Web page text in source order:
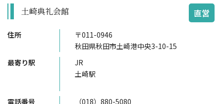
土崎典礼会館 直営
住所
〒011-0946
秋田県秋田市土崎港中央3-10-15
最寄り駅
JR
土崎駅
電話番号 （018）880-5080